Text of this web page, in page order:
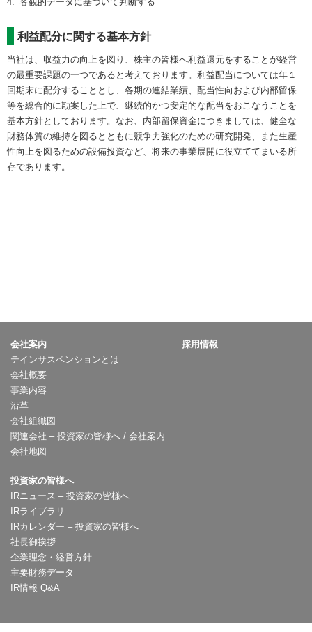
利益配分に関する基本方針
当社は、収益力の向上を図り、株主の皆様へ利益還元をすることが経営
の最重要課題の一つであると考えております。利益配当については年１
回期末に配分することとし、各期の連結業績、配当性向および内部留保
等を総合的に勘案した上で、継続的かつ安定的な配当をおこなうことを
基本方針としております。なお、内部留保資金につきましては、健全な
財務体質の維持を図るとともに競争力強化のための研究開発、また生産
性向上を図るための設備投資など、将来の事業展開に役立ててまいる所
存であります。
会社案内
テインサスペンションとは
会社概要
事業内容
沿革
会社組織図
関連会社 – 投資家の皆様へ / 会社案内
会社地図
採用情報
投資家の皆様へ
IRニュース – 投資家の皆様へ
IRライブラリ
IRカレンダー – 投資家の皆様へ
社長御挨拶
企業理念・経営方針
主要財務データ
IR情報 Q&A